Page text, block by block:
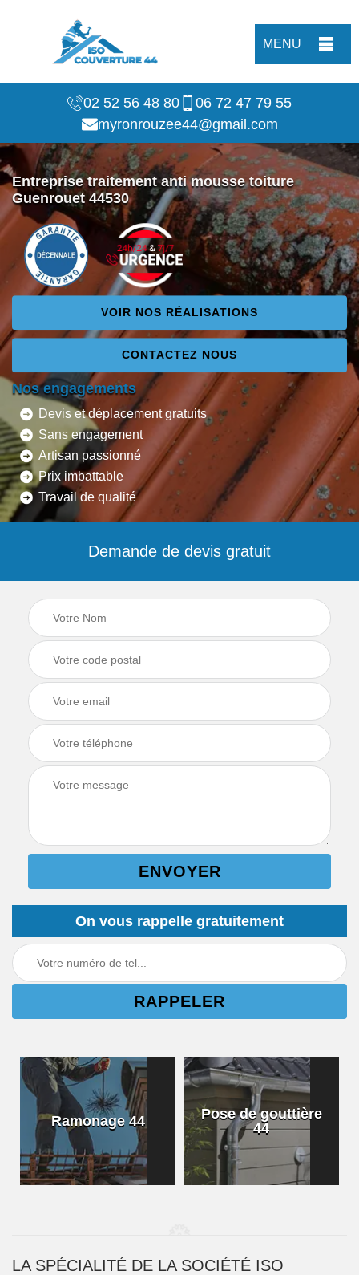
MENU
02 52 56 48 80
06 72 47 79 55
myronrouzee44@gmail.com
Entreprise traitement anti mousse toiture
Guenrouet 44530
VOIR NOS RÉALISATIONS
CONTACTEZ NOUS
Nos engagements
Devis et déplacement gratuits
Sans engagement
Artisan passionné
Prix imbattable
Travail de qualité
Demande de devis gratuit
On vous rappelle gratuitement
Ramonage 44
Pose de gouttière
44
LA SPÉCIALITÉ DE LA SOCIÉTÉ ISO